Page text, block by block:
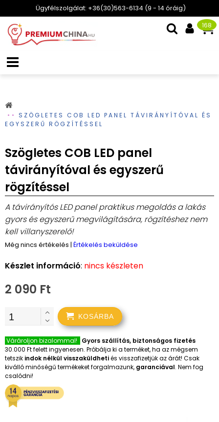
Ügyfélszolgálat: +36(30)563-6134 (9 - 14 óráig)
168
SZÖGLETES COB LED PANEL TÁVIRÁNYÍTÓVAL ÉS
EGYSZERŰ RÖGZÍTÉSSEL
Szögletes COB LED panel
távirányítóval és egyszerű
rögzítéssel
A távirányítós LED panel praktikus megoldás a lakás
gyors és egyszerű megvilágítására, rögzítéshez nem
kell villanyszerelő!
Még nincs értékelés | Értékelés beküldése
Készlet információ: nincs készleten
2 090 Ft
KOSÁRBA
Várároljon bizalommal!
Gyors szállítás, biztonságos fizetés
30.000 Ft felett ingyenesen. Próbálja ki a terméket, ha az mégsem
tetszik indok nélkül visszaküldhetiés visszafizetjük az árát! Csak
kiválló minőségű termékeket forgalmazunk, garanciával. Nem fog
csalódni!